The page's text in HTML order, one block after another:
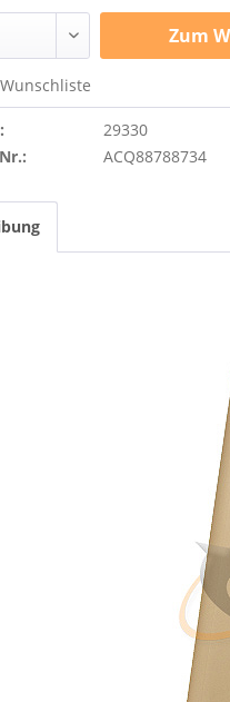
Zum
29330
ACQ88788734